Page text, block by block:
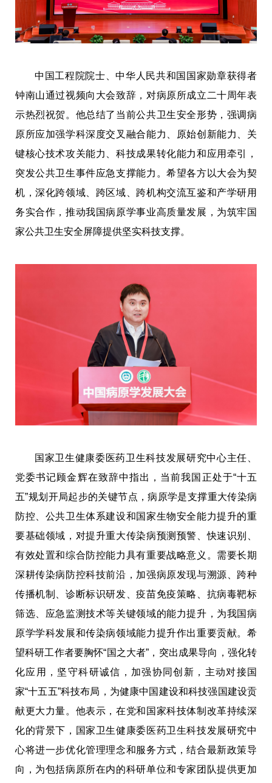
中国工程院院士、中华人民共和国国家勋章获得者
钟南山通过视频向大会致辞，对病原所成立二十周年表
示热烈祝贺。他总结了当前公共卫生安全形势，强调病
原所应加强学科深度交叉融合能力、原始创新能力、关
键核心技术攻关能力、科技成果转化能力和应用牵引，
突发公共卫生事件应急支撑能力。希望各方以大会为契
机，深化跨领域、跨区域、跨机构交流互鉴和产学研用
务实合作，推动我国病原学事业高质量发展，为筑牢国
家公共卫生安全屏障提供坚实科技支撑。
国家卫生健康委医药卫生科技发展研究中心主任、
党委书记顾金辉在致辞中指出，当前我国正处于“十五
五”规划开局起步的关键节点，病原学是支撑重大传染病
防控、公共卫生体系建设和国家生物安全能力提升的重
要基础领域，对提升重大传染病预测预警、快速识别、
有效处置和综合防控能力具有重要战略意义。需要长期
深耕传染病防控科技前沿，加强病原发现与溯源、跨种
传播机制、诊断标识研发、疫苗免疫策略、抗病毒靶标
筛选、应急监测技术等关键领域的能力提升，为我国病
原学学科发展和传染病领域能力提升作出重要贡献。希
望科研工作者要胸怀“国之大者”，突出成果导向，强化转
化应用，坚守科研诚信，加强协同创新，主动对接国
家“十五五”科技布局，为健康中国建设和科技强国建设贡
献更大力量。他表示，在党和国家科技体制改革持续深
化的背景下，国家卫生健康委医药卫生科技发展研究中
心将进一步优化管理理念和服务方式，结合最新政策导
向，为包括病原所在内的科研单位和专家团队提供更加